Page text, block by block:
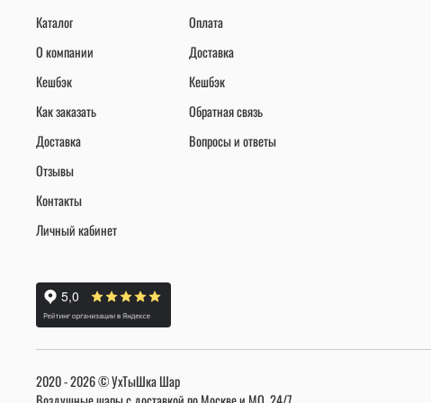
Каталог
О компании
Кешбэк
Как заказать
Доставка
Отзывы
Контакты
Личный кабинет
Оплата
Доставка
Кешбэк
Обратная связь
Вопросы и ответы
2020 - 2026 © УхТыШка Шар